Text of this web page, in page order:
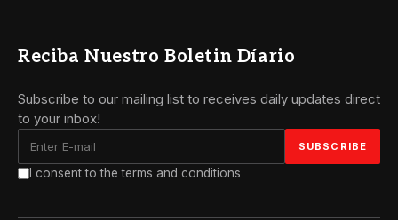
Reciba Nuestro Boletin Díario
Subscribe to our mailing list to receives daily updates direct
to your inbox!
I consent to the terms and conditions